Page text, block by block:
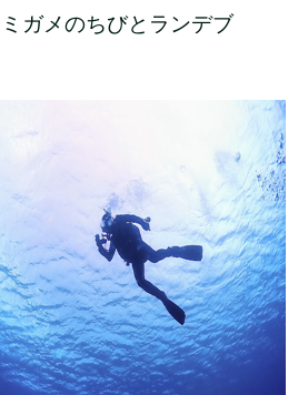
ガメのちびとランデブ